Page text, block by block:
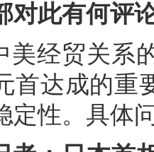
对此有何评
美经贸关系
首达成的重
定性。具体